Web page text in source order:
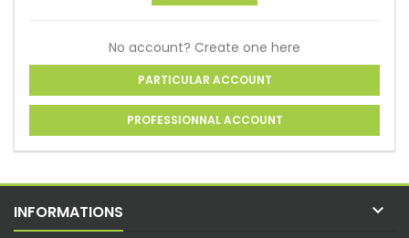
No account? Create one here
PARTICULAR ACCOUNT
PROFESSIONNAL ACCOUNT
INFORMATIONS 